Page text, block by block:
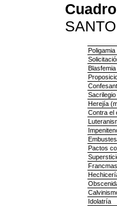
Poligamia
Blasfemia
Sacrilegio
Herejía
Contra el
Pactos
Idolatría